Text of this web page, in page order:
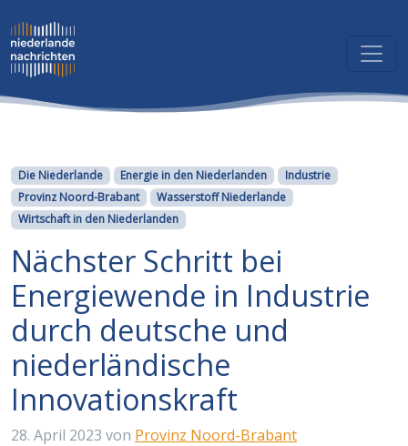
Kategorien
Die Niederlande Energie in den Niederlanden
Industrie
Provinz Noord-Brabant
Wasserstoff Niederlande
Wirtschaft in den Niederlanden
Nächster Schritt bei
Energiewende in Industrie
durch deutsche und
niederländische
Innovationskraft
28. April 2023 von Provinz Noord-Brabant